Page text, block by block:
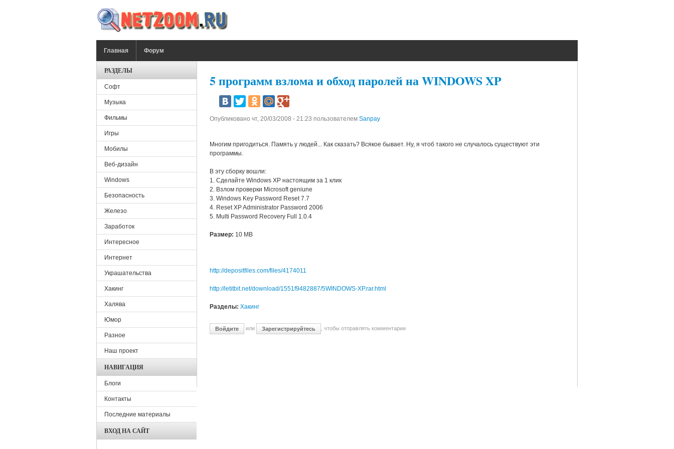
Главная Форум
5 программ взлома и обход паролей на WINDOWS XP
Опубликовано чт, 20/03/2008 - 21:23 пользователем Sanpay
Многим пригодиться. Память у людей... Как сказать? Всякое бывает. Ну, я чтоб такого не случалось существуют эти
программы.
В эту сборку вошли:
1. Сделайте Windows XP настоящим за 1 клик
2. Взлом проверки Microsoft geniune
3. Windows Key Password Reset 7.7
4. Reset XP Administrator Password 2006
5. Multi Password Recovery Full 1.0.4
Размер: 10 MB
http://depositfiles.com/files/4174011
http://letitbit.net/download/1551f9482887/5WINDOWS-XP.rar.html
Разделы: Хакинг
Войдите или Зарегистрируйтесь , чтобы отправлять комментарии
РАЗДЕЛЫ
Софт
Музыка
Фильмы
Игры
Мобилы
Веб-дизайн
Windows
Безопасность
Железо
Заработок
Интересное
Интернет
Украшательства
Хакинг
Халява
Юмор
Разное
Наш проект
НАВИГАЦИЯ
Блоги
Контакты
Последние материалы
ВХОД НА САЙТ